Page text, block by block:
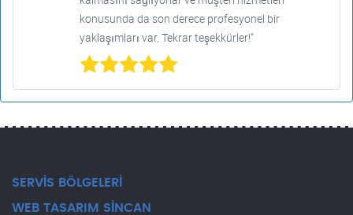
konusunda da son derece profesyonel bir
yaklaşımları var. Tekrar teşekkürler!"
SERVİS BÖLGELERİ
WEB TASARIM SİNCAN